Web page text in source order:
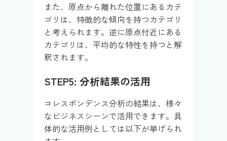
また、原点から離れた位置にあるカテ
ゴリは、特徴的な傾向を持つカテゴリ
と考えられます。逆に原点付近にある
カテゴリは、平均的な特性を持つと解
釈されます。
STEP5: 分析結果の活用
コレスポンデンス分析の結果は、様々
なビジネスシーンで活用できます。具
体的な活用例としては以下が挙げられ